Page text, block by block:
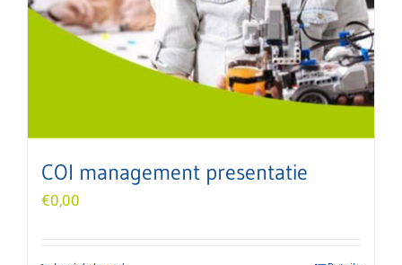
COI management presentatie
€0,00